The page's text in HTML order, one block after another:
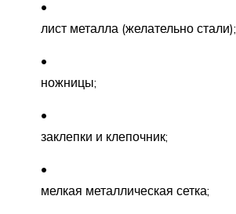
лист металла (желательно стали);
ножницы;
заклепки и клепочник;
мелкая металлическая сетка;